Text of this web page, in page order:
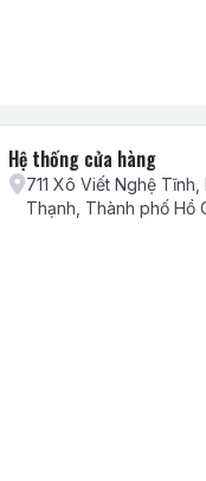
Hệ thống cửa hàng
711 Xô Viết Nghệ
Thạnh, Thành phố Hồ